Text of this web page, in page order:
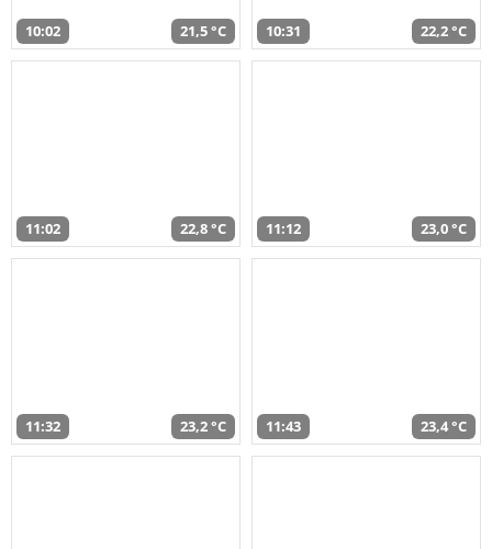
10:02 21,5 °C 10:31 22,2 °C
11:02 22,8 °C 11:12 23,0 °C
11:32 23,2 °C 11:43 23,4 °C